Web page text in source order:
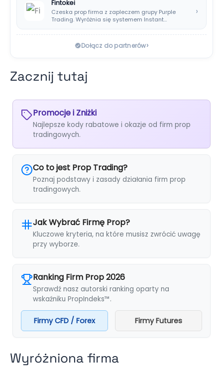
Fintokei
Czeska prop firma z zapleczem grupy Purple
Trading. Wyróżnia się systemem Instant
›
Dołącz do partnerów›
Zacznij tutaj
Promocje i Zniżki
Najlepsze kody rabatowe i okazje od firm prop
tradingowych.
Co to jest Prop Trading?
Poznaj podstawy i zasady działania firm prop
tradingowych.
Jak Wybrać Firmę Prop?
Kluczowe kryteria, na które musisz zwrócić uwagę
przy wyborze.
Ranking Firm Prop 2026
Sprawdź nasz autorski ranking oparty na
wskaźniku PropIndeks™.
Firmy CFD / Forex Firmy Futures
Wyróżniona firma